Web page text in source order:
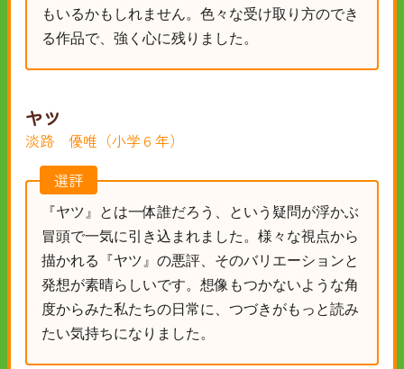
もいるかもしれません。色々な受け取り方のでき
る作品で、強く心に残りました。
ヤツ
淡路 優唯（小学６年）
選評
『ヤツ』とは一体誰だろう、という疑問が浮かぶ
冒頭で一気に引き込まれました。様々な視点から
描かれる『ヤツ』の悪評、そのバリエーションと
発想が素晴らしいです。想像もつかないような角
度からみた私たちの日常に、つづきがもっと読み
たい気持ちになりました。